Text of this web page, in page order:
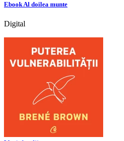
Ebook Al doilea munte
Digital